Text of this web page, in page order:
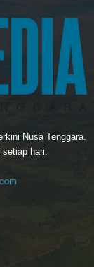
Nusa Tenggara.
hari.